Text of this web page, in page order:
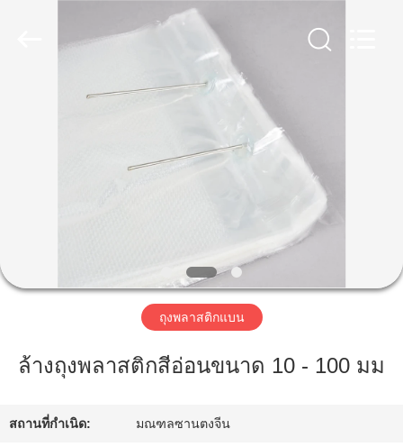
กับ
โรงงาน
ถุงพลาสติกแบน
ล้างถุงพลาสติกสีอ่อนขนาด 10 - 100 มม
สถานที่กำเนิด: มณฑลซานตงจีน